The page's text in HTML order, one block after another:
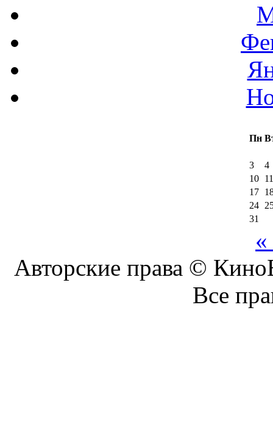
Пн
3
4
10
11
17
24
31
Авторские права ©
Все